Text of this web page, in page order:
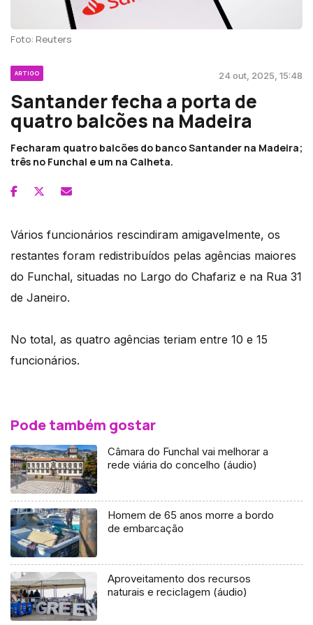
Foto: Reuters
ARTIGO 24 out, 2025, 15:48
Santander fecha a porta de
quatro balcões na Madeira
Fecharam quatro balcões do banco Santander na Madeira;
três no Funchal e um na Calheta.
Vários funcionários rescindiram amigavelmente, os
restantes foram redistribuídos pelas agências maiores
do Funchal, situadas no Largo do Chafariz e na Rua 31
de Janeiro.
No total, as quatro agências teriam entre 10 e 15
funcionários.
Pode também gostar
Câmara do Funchal vai melhorar a
rede viária do concelho (áudio)
Homem de 65 anos morre a bordo
de embarcação
Aproveitamento dos recursos
naturais e reciclagem (áudio)